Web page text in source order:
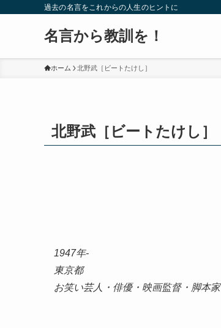
過去の名言をこれからの人生のヒントに
名言から教訓を！
ホーム 北野武［ビートたけし］
北野武［ビートたけし］
1947年-
東京都
お笑い芸人・俳優・映画監督・脚本家